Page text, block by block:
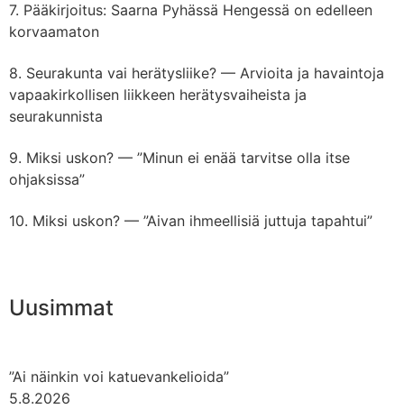
Pääkirjoitus: Saarna Pyhässä Hengessä on edelleen
korvaamaton
Seurakunta vai herätysliike? — Arvioita ja havaintoja
vapaakirkollisen liikkeen herätysvaiheista ja
seurakunnista
Miksi uskon? — ”Minun ei enää tarvitse olla itse
ohjaksissa”
Miksi uskon? — ”Aivan ihmeellisiä juttuja tapahtui”
Uusimmat
”Ai näinkin voi katuevankelioida”
5.8.2026